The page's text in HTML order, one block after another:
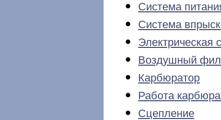
Система
Система
Электрическая
Воздушный
Карбюратор
Работа
Сцепление